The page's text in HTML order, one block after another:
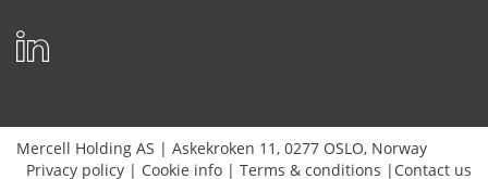
Mercell Holding AS | Askekroken 11, 0277 OSLO, Norway
Privacy policy | Cookie info | Terms & conditions | Contact us